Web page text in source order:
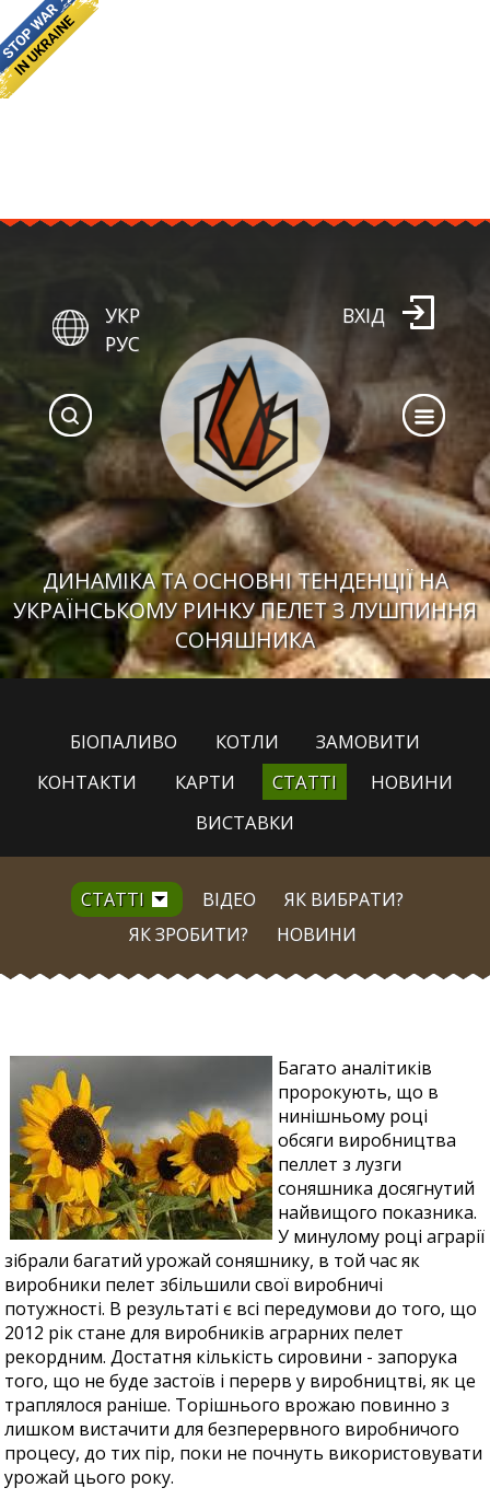
ДИНАМІКА ТА ОСНОВНІ ТЕНДЕНЦІЇ НА
УКРАЇНСЬКОМУ РИНКУ ПЕЛЕТ З ЛУШПИННЯ
СОНЯШНИКА
УКР
РУС
ВХІД
БІОПАЛИВО КОТЛИ
ЗАМОВИТИ
КОНТАКТИ
КАРТИ СТАТТІ
НОВИНИ
ВИСТАВКИ
СТАТТІ ВІДЕО
ЯК ВИБРАТИ?
ЯК ЗРОБИТИ?
НОВИНИ
Багато аналітиків
пророкують, що в
нинішньому році
обсяги виробництва
пеллет з лузги
соняшника досягнутий
найвищого показника.
У минулому році аграрії
зібрали багатий урожай соняшнику, в той час як
виробники пелет збільшили свої виробничі
потужності. В результаті є всі передумови до того, що
2012 рік стане для виробників аграрних пелет
рекордним. Достатня кількість сировини - запорука
того, що не буде застоїв і перерв у виробництві, як це
траплялося раніше. Торішнього врожаю повинно з
лишком вистачити для безперервного виробничого
процесу, до тих пір, поки не почнуть використовувати
урожай цього року.